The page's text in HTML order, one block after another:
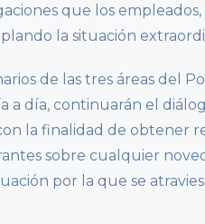
que los
la situación
de las tres áreas del
a día, continuarán el
la finalidad de obtener
sobre cualquier
por la que se